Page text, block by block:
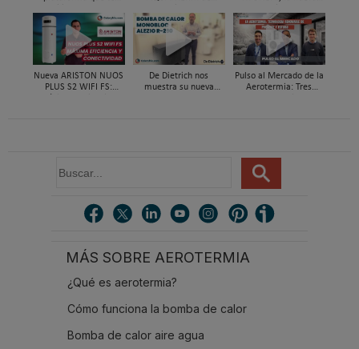
ayudas directas por
instalar aerotermia
aerotermia para ACS
funcionar hasta en un
98% con energía solar
Nueva ARISTON NUOS
PLUS S2 WIFI FS:
De Dietrich nos
muestra su nueva
Pulso al Mercado de la
Aerotermia: Tres
u
MÁS SOBRE AEROTERMIA
¿Qué es aerotermia?
Cómo funciona la bomba de calor
Bomba de calor aire agua